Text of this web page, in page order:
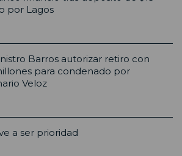
por Lagos
Barros autorizar retiro con
para condenado por
Veloz
a ser prioridad